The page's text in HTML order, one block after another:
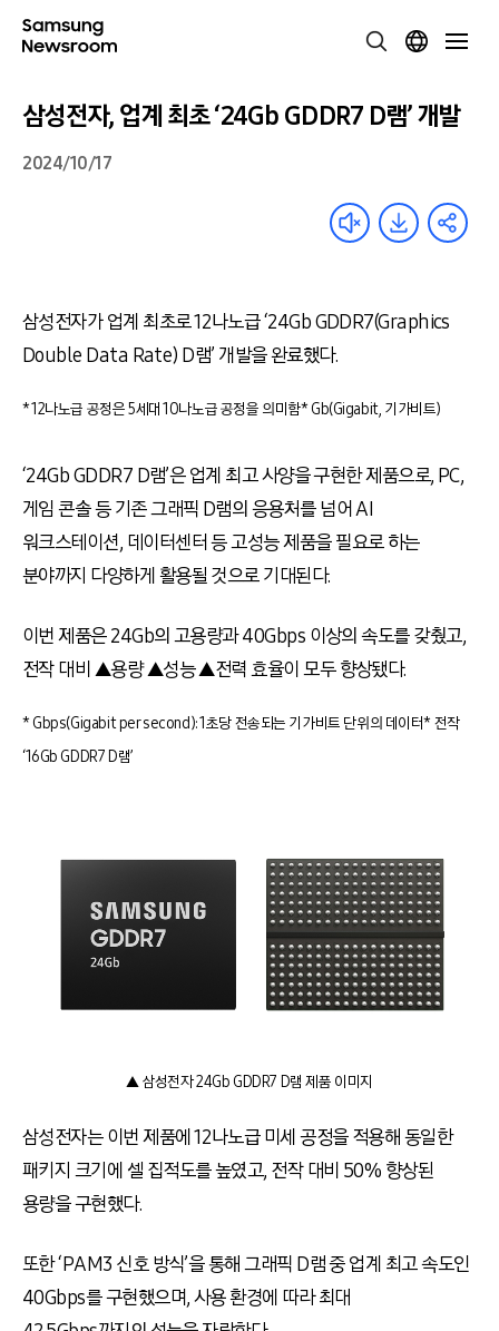
삼성전자, 업계 최초 ‘24Gb GDDR7 D램’ 개발
2024/10/17
삼성전자가 업계 최초로 12나노급‘24Gb GDDR7(Graphics
Double Data Rate) D램’ 개발을 완료했다.
* 12나노급 공정은 5세대 10나노급 공정을 의미함* Gb(Gigabit, 기가비트)
‘24Gb GDDR7 D램’은 업계 최고 사양을 구현한 제품으로, PC,
게임 콘솔 등 기존 그래픽 D램의 응용처를 넘어 AI
워크스테이션, 데이터센터 등 고성능 제품을 필요로 하는
분야까지 다양하게 활용될 것으로 기대된다.
이번 제품은 24Gb의 고용량과 40Gbps 이상의 속도를 갖췄고,
전작 대비 ▲용량 ▲성능 ▲전력 효율이 모두 향상됐다.
* Gbps(Gigabit per second): 1초당 전송되는 기가비트 단위의 데이터* 전작
‘16Gb GDDR7 D램’
▲ 삼성전자 24Gb GDDR7 D램 제품 이미지
삼성전자는 이번 제품에 12나노급 미세 공정을 적용해 동일한
패키지 크기에 셀 집적도를 높였고, 전작 대비 50% 향상된
용량을 구현했다.
또한‘PAM3 신호 방식’을 통해 그래픽 D램 중 업계 최고 속도인
40Gbps를 구현했으며, 사용 환경에 따라 최대